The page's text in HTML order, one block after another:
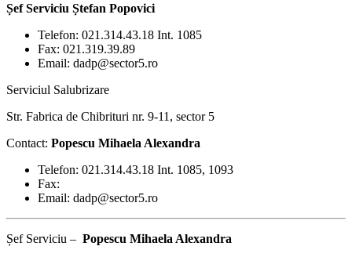
Șef Serviciu Ștefan Popovici
Telefon: 021.314.43.18 Int. 1085
Fax: 021.319.39.89
Email: dadp@sector5.ro
Serviciul Salubrizare
Str. Fabrica de Chibrituri nr. 9-11, sector 5
Contact: Popescu Mihaela Alexandra
Telefon: 021.314.43.18 Int. 1085, 1093
Fax:
Email: dadp@sector5.ro
Șef Serviciu – Popescu Mihaela Alexandra